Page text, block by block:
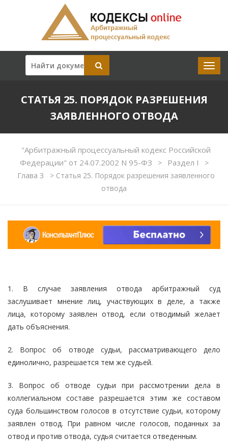
СТАТЬЯ 25. ПОРЯДОК РАЗРЕШЕНИЯ
ЗАЯВЛЕННОГО ОТВОДА
"Арбитражный процессуальный кодекс Российской
Федерации" от 24.07.2002 N 95-ФЗ
> Раздел I >
Глава 3 >Статья 25. Порядок разрешения заявленного
отвода
1. В случае заявления отвода арбитражный суд
заслушивает мнение лиц, участвующих в деле, а также
лица, которому заявлен отвод, если отводимый желает
дать объяснения.
2. Вопрос об отводе судьи, рассматривающего дело
единолично, разрешается тем же судьей.
3. Вопрос об отводе судьи при рассмотрении дела в
коллегиальном составе разрешается этим же составом
суда большинством голосов в отсутствие судьи, которому
заявлен отвод. При равном числе голосов, поданных за
отвод и против отвода, судья считается отведенным.